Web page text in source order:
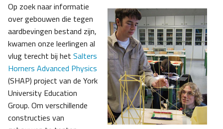
Op zoek naar informatie
over gebouwen die tegen
aardbevingen bestand zijn,
kwamen onze leerlingen al
vlug terecht bij het Salters
Horners Advanced Physics
(SHAP) project van de York
University Education
Group. Om verschillende
constructies van